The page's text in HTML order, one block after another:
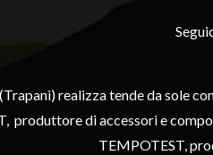
realizza tende da sole
produttore di accessori e
TEMPOTEST,